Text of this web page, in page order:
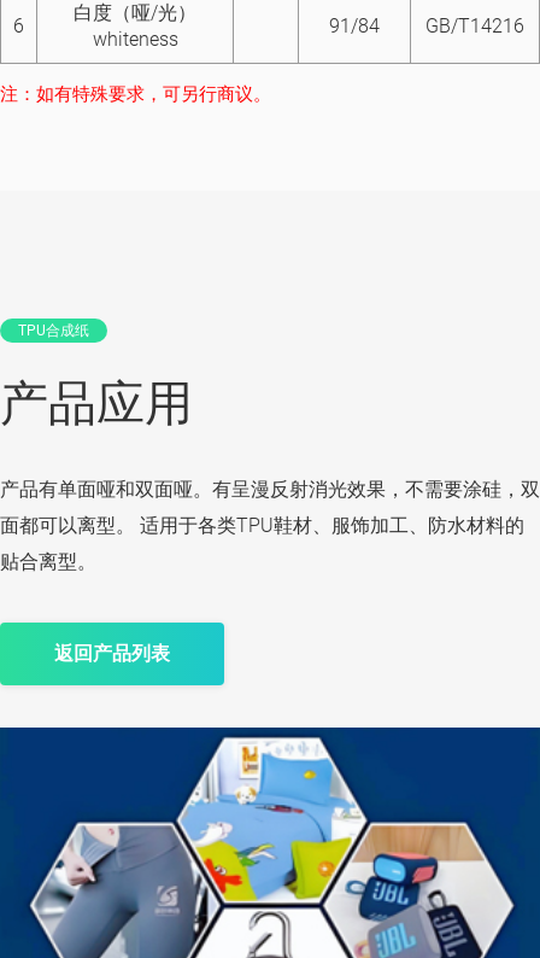
6
白度（哑/光）
whiteness
91/84 GB/T14216
注：如有特殊要求，可另行商议。
TPU合成纸
产品应用
产品有单面哑和双面哑。有呈漫反射消光效果，不需要涂硅，双
面都可以离型。 适用于各类TPU鞋材、服饰加工、防水材料的
贴合离型。
返回产品列表